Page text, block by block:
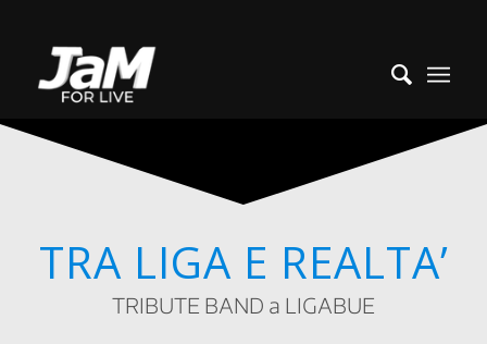
TRA LIGA E REALTA’
TRIBUTE BAND a LIGABUE